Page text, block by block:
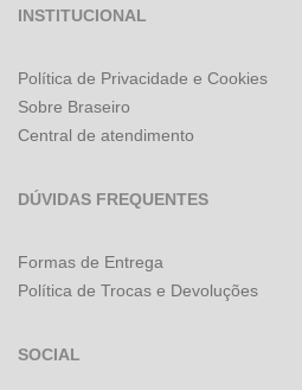
INSTITUCIONAL
Política de Privacidade e Cookies
Sobre Braseiro
Central de atendimento
DÚVIDAS FREQUENTES
Formas de Entrega
Política de Trocas e Devoluções
SOCIAL